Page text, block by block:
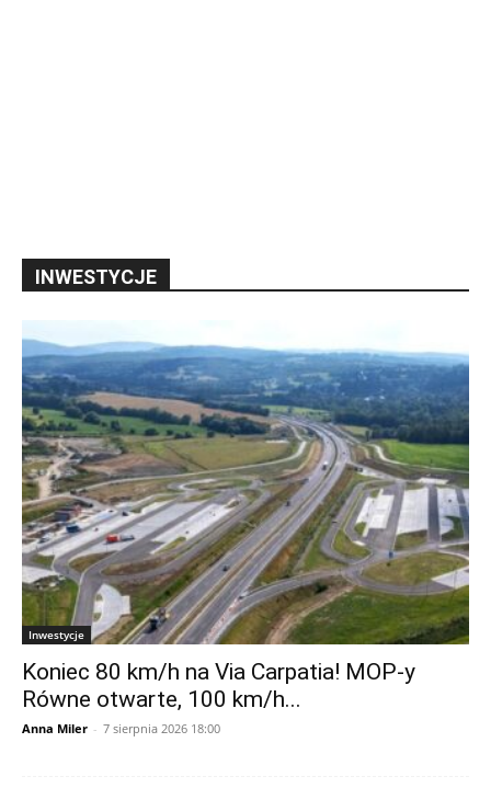
INWESTYCJE
Inwestycje
Koniec 80 km/h na Via Carpatia! MOP-y
Równe otwarte, 100 km/h...
Anna Miler - 7 sierpnia 2026 18:00